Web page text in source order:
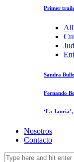
Primer
All
Sandra
Fernando
‘La
Nosotros
Contacto